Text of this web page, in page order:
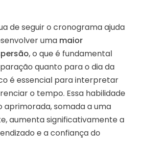
de seguir o cronograma ajuda
uma maior
, o que é fundamental
quanto para o dia da
é essencial para interpretar
o tempo. Essa habilidade
somada a uma
aumenta significativamente a
e a confiança do